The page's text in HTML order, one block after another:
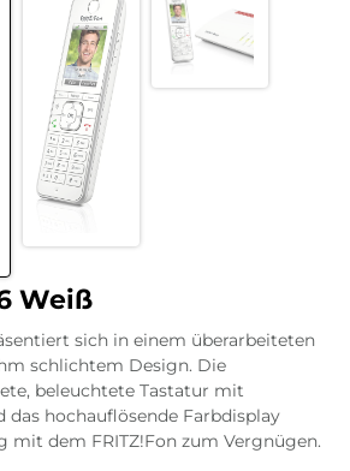
Weiß
sich in einem überarbeiteten
schlichtem Design. Die
beleuchtete Tastatur mit
das hochauflösende Farbdisplay
mit dem FRITZ!Fon zum Vergnügen.